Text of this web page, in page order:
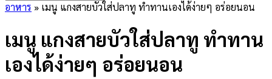
อาหาร » เมนู แกงสายบัวใส่ปลาทู ทำทานเองได้ง่ายๆ อร่อยนอน
เมนู แกงสายบัวใส่ปลาทู ทำทาน
เองได้ง่ายๆ อร่อยนอน